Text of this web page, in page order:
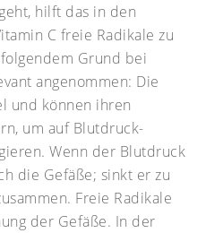
hilft das in den
C freie Radikale zu
Grund bei
angenommen: Die
und können ihren
um auf Blutdruck-
Wenn der Blutdruck
die Gefäße; sinkt er zu
Freie Radikale
der Gefäße. In der